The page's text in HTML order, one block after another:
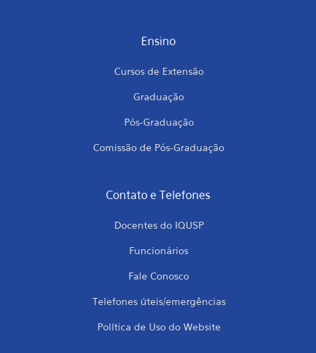
Ensino
Cursos de Extensão
Graduação
Pós-Graduação
Comissão de Pós-Graduação
Contato e Telefones
Docentes do IQUSP
Funcionários
Fale Conosco
Telefones úteis/emergências
Política de Uso do Website